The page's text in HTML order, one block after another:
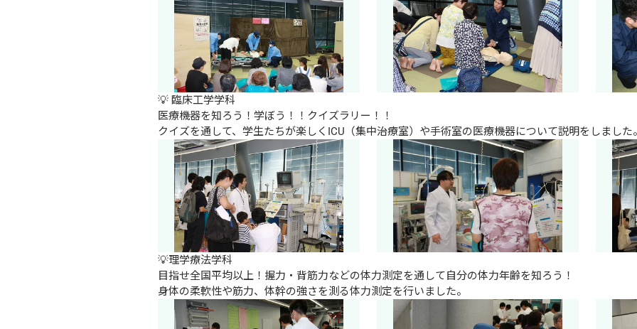
💡 臨床工学学科
医療機器を知ろう！学ぼう！！クイズラリー！！
クイズを通して、学生たちが楽しくICU（集中治療室）や手術室の医療機器について説明をしました
💡理学療法学科
目指せ全国平均以上！握力・背筋力などの体力測定を通して自分の体力年齢を知ろう！
身体の柔軟性や筋力、体幹の強さを測る体力測定を行いました。